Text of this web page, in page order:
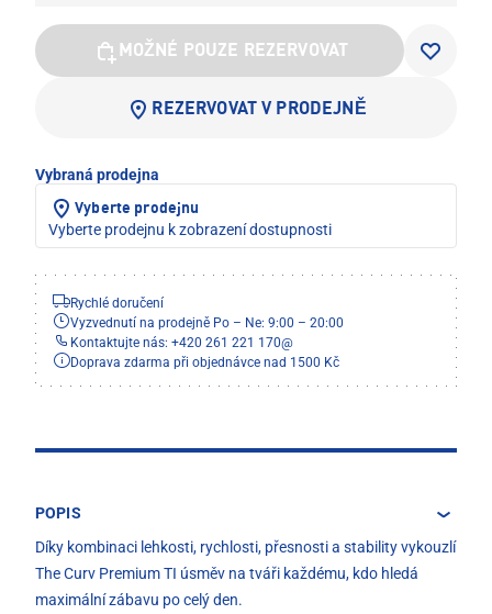
MOŽNÉ POUZE REZERVOVAT
REZERVOVAT V PRODEJNĚ
Vybraná prodejna
Vyberte prodejnu
Vyberte prodejnu k zobrazení dostupnosti
Rychlé doručení
Vyzvednutí na prodejně Po – Ne: 9:00 – 20:00
Kontaktujte nás: +420 261 221 170@
Doprava zdarma při objednávce nad 1500 Kč
POPIS
Díky kombinaci lehkosti, rychlosti, přesnosti a stability vykouzlí
The Curv Premium TI úsměv na tváři každému, kdo hledá
maximální zábavu po celý den.